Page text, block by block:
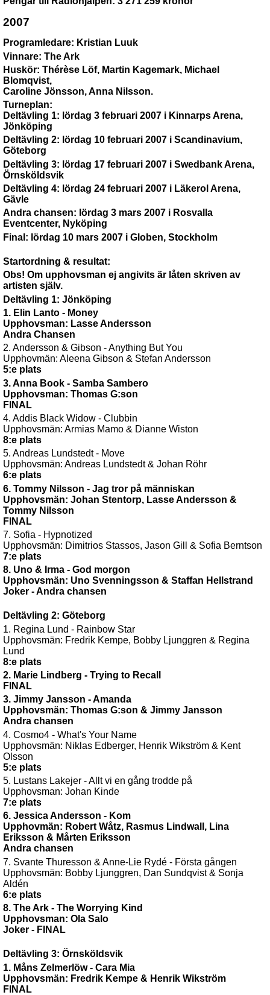
2007
Programledare: Kristian Luuk
Vinnare: The Ark
Huskör: Thérèse Löf, Martin Kagemark, Michael
Blomqvist,
Caroline Jönsson, Anna Nilsson.
Turneplan:
Deltävling 1: lördag 3 februari 2007 i Kinnarps Arena,
Jönköping
Deltävling 2: lördag 10 februari 2007 i Scandinavium,
Göteborg
Deltävling 3: lördag 17 februari 2007 i Swedbank Arena,
Örnsköldsvik
Deltävling 4: lördag 24 februari 2007 i Läkerol Arena,
Gävle
Andra chansen: lördag 3 mars 2007 i Rosvalla
Eventcenter, Nyköping
Final: lördag 10 mars 2007 i Globen, Stockholm
Startordning & resultat:
Obs! Om upphovsman ej angivits är låten skriven av
artisten själv.
Deltävling 1: Jönköping
1. Elin Lanto - Money
Upphovsman: Lasse Andersson
Andra Chansen
2. Andersson & Gibson - Anything But You
Upphovmän: Aleena Gibson & Stefan Andersson
5:e plats
3. Anna Book - Samba Sambero
Upphovsman: Thomas G:son
FINAL
4. Addis Black Widow - Clubbin
Upphovsmän: Armias Mamo & Dianne Wiston
8:e plats
5. Andreas Lundstedt - Move
Upphovsmän: Andreas Lundstedt & Johan Röhr
6:e plats
6. Tommy Nilsson - Jag tror på människan
Upphovsmän: Johan Stentorp, Lasse Andersson &
Tommy Nilsson
FINAL
7. Sofia - Hypnotized
Upphovsmän: Dimitrios Stassos, Jason Gill & Sofia Berntson
7:e plats
8. Uno & Irma - God morgon
Upphovsmän: Uno Svenningsson & Staffan Hellstrand
Joker - Andra chansen
Deltävling 2: Göteborg
1. Regina Lund - Rainbow Star
Upphovsmän: Fredrik Kempe, Bobby Ljunggren & Regina
Lund
8:e plats
2. Marie Lindberg - Trying to Recall
FINAL
3. Jimmy Jansson - Amanda
Upphovsmän: Thomas G:son & Jimmy Jansson
Andra chansen
4. Cosmo4 - What's Your Name
Upphovsmän: Niklas Edberger, Henrik Wikström & Kent
Olsson
5:e plats
5. Lustans Lakejer - Allt vi en gång trodde på
Upphovsman: Johan Kinde
7:e plats
6. Jessica Andersson - Kom
Upphovmän: Robert Wåtz, Rasmus Lindwall, Lina
Eriksson & Mårten Eriksson
Andra chansen
7. Svante Thuresson & Anne-Lie Rydé - Första gången
Upphovsmän: Bobby Ljunggren, Dan Sundqvist & Sonja
Aldén
6:e plats
8. The Ark - The Worrying Kind
Upphovsman: Ola Salo
Joker - FINAL
Deltävling 3: Örnsköldsvik
1. Måns Zelmerlöw - Cara Mia
Upphovsmän: Fredrik Kempe & Henrik Wikström
FINAL